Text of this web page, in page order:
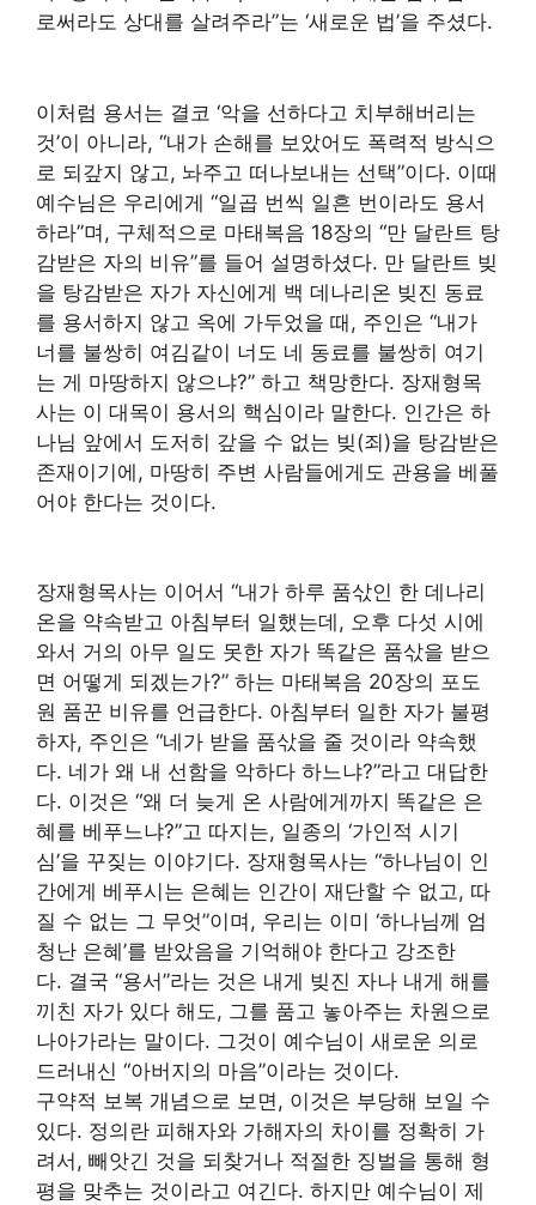
로써라도 상대를 살려주라”는 ‘새로운 법’을 주셨다.
이처럼 용서는 결코 ‘악을 선하다고 치부해버리는
것’이 아니라, “내가 손해를 보았어도 폭력적 방식으
로 되갚지 않고, 놔주고 떠나보내는 선택”이다. 이때
예수님은 우리에게 “일곱 번씩 일흔 번이라도 용서
하라”며, 구체적으로 마태복음 18장의 “만 달란트 탕
감받은 자의 비유”를 들어 설명하셨다. 만 달란트 빚
을 탕감받은 자가 자신에게 백 데나리온 빚진 동료
를 용서하지 않고 옥에 가두었을 때, 주인은 “내가
너를 불쌍히 여김같이 너도 네 동료를 불쌍히 여기
는 게 마땅하지 않으냐?” 하고 책망한다. 장재형목
사는 이 대목이 용서의 핵심이라 말한다. 인간은 하
나님 앞에서 도저히 갚을 수 없는 빚(죄)을 탕감받은
존재이기에, 마땅히 주변 사람들에게도 관용을 베풀
어야 한다는 것이다.
장재형목사는 이어서 “내가 하루 품삯인 한 데나리
온을 약속받고 아침부터 일했는데, 오후 다섯 시에
와서 거의 아무 일도 못한 자가 똑같은 품삯을 받으
면 어떻게 되겠는가?” 하는 마태복음 20장의 포도
원 품꾼 비유를 언급한다. 아침부터 일한 자가 불평
하자, 주인은 “네가 받을 품삯을 줄 것이라 약속했
다. 네가 왜 내 선함을 악하다 하느냐?”라고 대답한
다. 이것은 “왜 더 늦게 온 사람에게까지 똑같은 은
혜를 베푸느냐?”고 따지는, 일종의 ‘가인적 시기
심’을 꾸짖는 이야기다. 장재형목사는 “하나님이 인
간에게 베푸시는 은혜는 인간이 재단할 수 없고, 따
질 수 없는 그 무엇”이며, 우리는 이미 ‘하나님께 엄
청난 은혜’를 받았음을 기억해야 한다고 강조한
다. 결국 “용서”라는 것은 내게 빚진 자나 내게 해를
끼친 자가 있다 해도, 그를 품고 놓아주는 차원으로
나아가라는 말이다. 그것이 예수님이 새로운 의로
드러내신 “아버지의 마음”이라는 것이다.
구약적 보복 개념으로 보면, 이것은 부당해 보일 수
있다. 정의란 피해자와 가해자의 차이를 정확히 가
려서, 빼앗긴 것을 되찾거나 적절한 징벌을 통해 형
평을 맞추는 것이라고 여긴다. 하지만 예수님이 제